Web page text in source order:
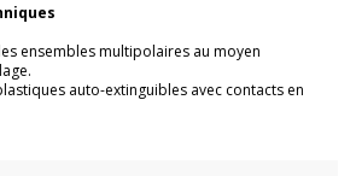
ensembles multipolaires au moyen
auto-extinguibles avec contacts en